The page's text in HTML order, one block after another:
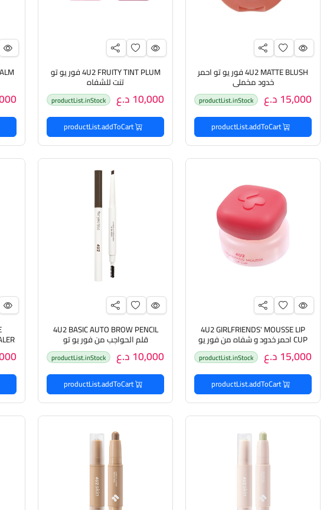
4U2 MATTE BLUSH فور يو تو احمر
خدود مخملي
15,000 د.ع productList.inStock
productList.addToCart
4U2 FRUITY TINT PLUM فور يو تو
تنت للشفاه
10,000 د.ع productList.inStock
productList.addToCart
4U2 GIRLFRIENDS' MOUSSE LIP
CUP احمر خدود و شفاه من فور يو
تو 15,000 د.ع productList.inStock
productList.addToCart
4U2 BASIC AUTO BROW PENCIL
قلم الحواجب من فور يو تو
10,000 د.ع productList.inStock
productList.addToCart